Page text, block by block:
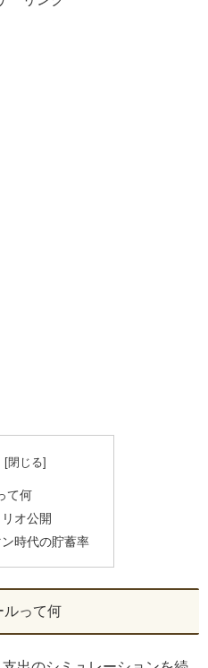
て何
オ公開
時代の貯蓄率
ルって何